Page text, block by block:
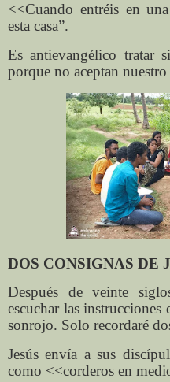
<<Cuando entréis en
esta casa”.
Es antievangélico tratar
porque no aceptan nuestro
DOS CONSIGNAS DE
Después de veinte
escuchar las instrucciones
sonrojo. Solo recordaré
Jesús envía a sus
como <<corderos en